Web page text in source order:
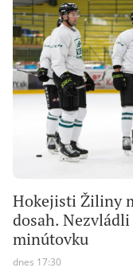
Hokejisti Žiliny
dosah.
minútovku
dnes 17:30